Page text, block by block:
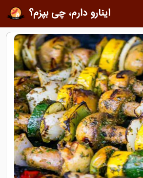
اینارو دارم، چی بپزم؟